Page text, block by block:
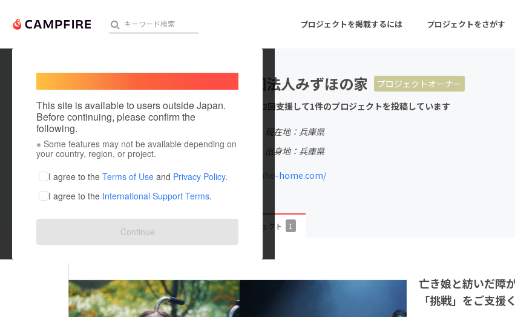
プロジェクトを掲載するには プロジェクトをさがす
人気のプロジェクト 注目のリターン 注目の新着プロジェクト
アート・写真 音楽
テクノロジー・ガジェット
ゲーム・サービス開発
映像・映画
ビジネス・起業
チャレンジ
まちづくり・地域活性化
CAMPFIRE
machi-ya コミュ
This site is available to users outside Japan.
Before continuing, please confirm the
following.
※ Some features may not be available depending on
your country, region, or project.
I agree to the Terms of Use and Privacy Policy.
I agree to the International Support Terms.
Continue
一般社団法人みずほの家
プロジェクトオーナー
これまでに2回支援して1件のプロジェクトを投稿しています
現在地：兵庫県
出身国：日本
出身地：兵庫県
www.mizuho-home.com/
プロジェクト 1
亡き娘と紡いだ障
「挑戦」をご支援